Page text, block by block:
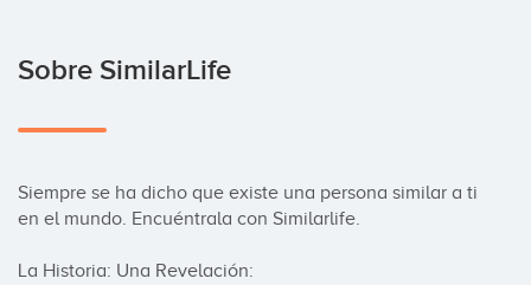
Sobre SimilarLife
Siempre se ha dicho que existe una persona similar a ti
en el mundo. Encuéntrala con Similarlife.
La Historia: Una Revelación: